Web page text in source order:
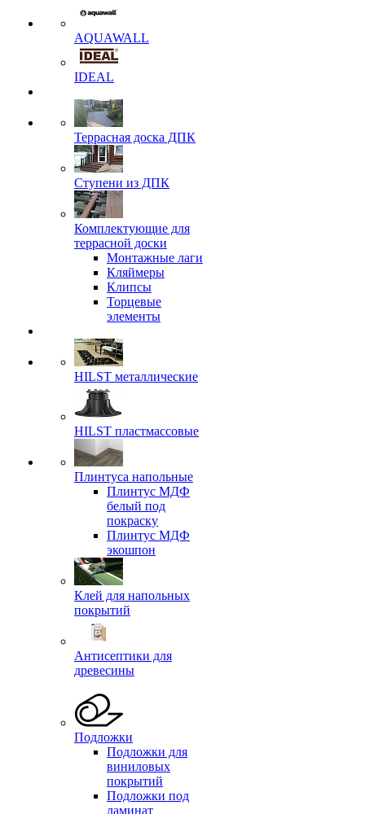
AQUAWALL
IDEAL
Террасная доска ДПК
Ступени из ДПК
Комплектующие для
террасной доски
Монтажные лаги
Кляймеры
Клипсы
Торцевые
элементы
HILST металлические
HILST пластмассовые
Плинтуса напольные
Плинтус МДФ
белый под
покраску
Плинтус МДФ
экошпон
Клей для напольных
покрытий
Антисептики для
древесины
Подложки
Подложки для
виниловых
покрытий
Подложки под
ламинат